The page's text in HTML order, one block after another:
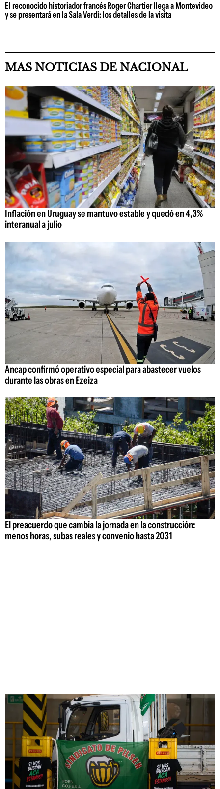
El reconocido historiador francés Roger Chartier llega a Montevideo
y se presentará en la Sala Verdi: los detalles de la visita
MAS NOTICIAS DE NACIONAL
Inflación en Uruguay se mantuvo estable y quedó en 4,3%
interanual a julio
Ancap confirmó operativo especial para abastecer vuelos
durante las obras en Ezeiza
El preacuerdo que cambia la jornada en la construcción:
menos horas, subas reales y convenio hasta 2031